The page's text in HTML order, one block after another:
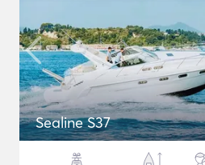
Sealine S37